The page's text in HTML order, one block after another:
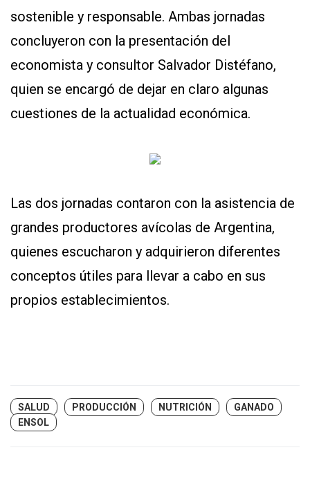
sostenible y responsable. Ambas jornadas
concluyeron con la presentación del
economista y consultor Salvador Distéfano,
quien se encargó de dejar en claro algunas
cuestiones de la actualidad económica.
Las dos jornadas contaron con la asistencia de
grandes productores avícolas de Argentina,
quienes escucharon y adquirieron diferentes
conceptos útiles para llevar a cabo en sus
propios establecimientos.
SALUD PRODUCCIÓN NUTRICIÓN
GANADO
ENSOL